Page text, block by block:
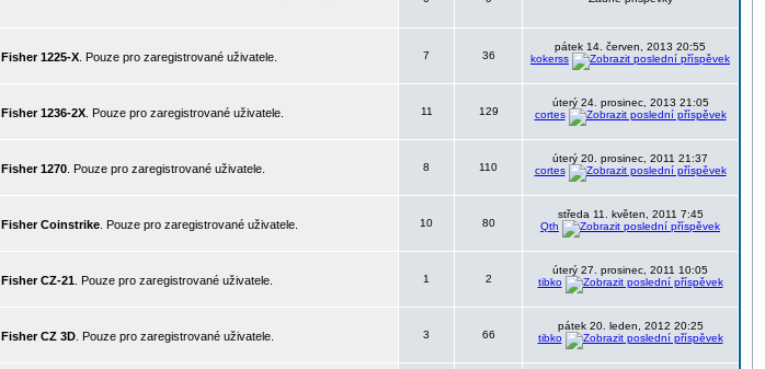
Fisher 1225-X . Pouze pro zaregistrované uživatele. 7 36
pátek 14. červen, 2013 20:55
kokerss
Fisher 1236-2X . Pouze pro zaregistrované uživatele. 11 129
úterý 24. prosinec, 2013 21:05
cortes
Fisher 1270 . Pouze pro zaregistrované uživatele. 8 110
úterý 20. prosinec, 2011 21:37
cortes
Fisher Coinstrike . Pouze pro zaregistrované uživatele. 10 80
středa 11. květen, 2011 7:45
Qth
Fisher CZ-21 . Pouze pro zaregistrované uživatele. 1 2
úterý 27. prosinec, 2011 10:05
tibko
Fisher CZ 3D . Pouze pro zaregistrované uživatele. 3 66
pátek 20. leden, 2012 20:25
tibko